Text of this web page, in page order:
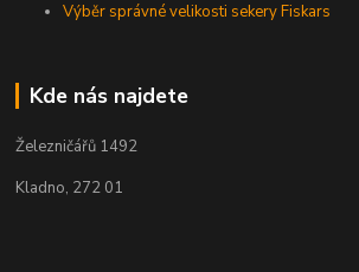
Výběr správné velikosti sekery Fiskars
Kde nás najdete
Železničářů 1492
Kladno, 272 01